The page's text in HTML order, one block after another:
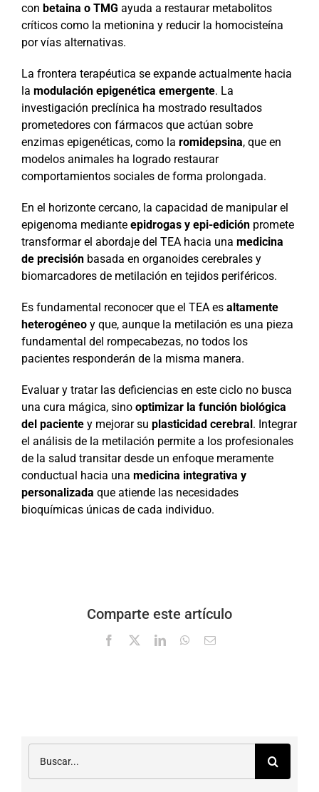
con betaina o TMG ayuda a restaurar metabolitos
críticos como la metionina y reducir la homocisteína
por vías alternativas.
La frontera terapéutica se expande actualmente hacia
la modulación epigenética emergente. La
investigación preclínica ha mostrado resultados
prometedores con fármacos que actúan sobre
enzimas epigenéticas, como la romidepsina, que en
modelos animales ha logrado restaurar
comportamientos sociales de forma prolongada.
En el horizonte cercano, la capacidad de manipular el
epigenoma mediante epidrogas y epi-ediciónpromete
transformar el abordaje del TEA hacia una medicina
de precisiónbasada en organoides cerebrales y
biomarcadores de metilación en tejidos periféricos.
Es fundamental reconocer que el TEA es altamente
heterogéneoy que, aunque la metilación es una pieza
fundamental del rompecabezas, no todos los
pacientes responderán de la misma manera.
Evaluar y tratar las deficiencias en este ciclo no busca
una cura mágica, sino optimizar la función biológica
del pacientey mejorar su plasticidad cerebral. Integrar
el análisis de la metilación permite a los profesionales
de la salud transitar desde un enfoque meramente
conductual hacia una medicina integrativa y
personalizada que atiende las necesidades
bioquímicas únicas de cada individuo.
Comparte este artículo
Facebook LinkedInWhatsApp
Correo